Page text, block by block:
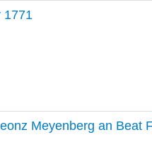
1771
Meyenberg an Beat